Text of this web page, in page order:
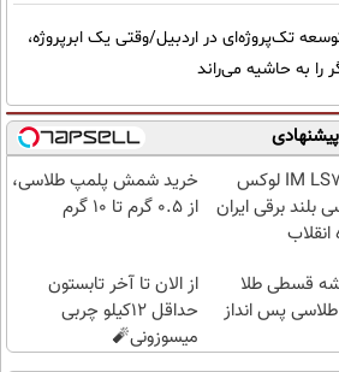
تک‌پروژه‌ای در اردبیل/وقتی یک ابرپروژه،
را به حاشیه می‌راند
بازدید از IM LS7 لوکس
بلند برقی ایران
انقلاب
خرید شمش پلمپ طلاسی،
از ۰.۵ گرم تا ۱۰ گرم
قسطی طلا
پس انداز
از الان تا آخر تابستون
حداقل 12کیلو چربی
میسوزونی🧨